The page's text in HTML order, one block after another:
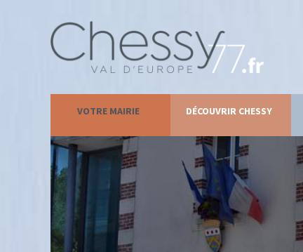
VOTRE MAIRIE DÉCOUVRIR CHESSY